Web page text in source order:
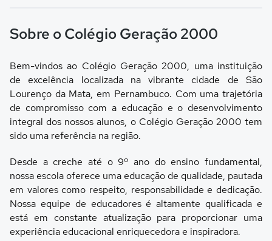
Sobre o Colégio Geração 2000
Bem-vindos ao Colégio Geração 2000, uma instituição
de excelência localizada na vibrante cidade de São
Lourenço da Mata, em Pernambuco. Com uma trajetória
de compromisso com a educação e o desenvolvimento
integral dos nossos alunos, o Colégio Geração 2000 tem
sido uma referência na região.
Desde a creche até o 9º ano do ensino fundamental,
nossa escola oferece uma educação de qualidade, pautada
em valores como respeito, responsabilidade e dedicação.
Nossa equipe de educadores é altamente qualificada e
está em constante atualização para proporcionar uma
experiência educacional enriquecedora e inspiradora.